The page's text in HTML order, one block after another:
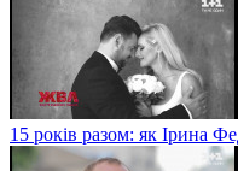
15 років разом: як Ірина